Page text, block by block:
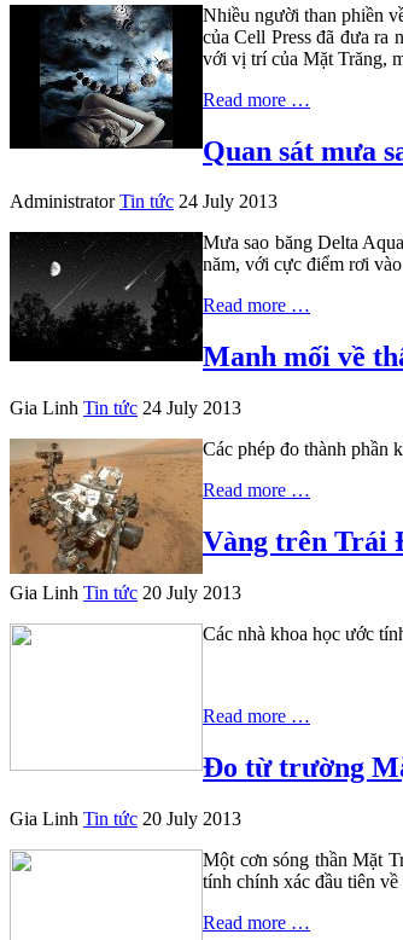
Nhiều người than phiền
của Cell Press đã đưa ra
với vị trí của Mặt Trăng,
Read more …
Quan sát mưa
Administrator Tin tức 24 July 2013
Mưa sao băng Delta
năm, với cực điểm rơi
Read more …
Manh mối về
Gia Linh Tin tức 24 July 2013
Các phép đo thành phần
Read more …
Vàng trên Trái
Gia Linh Tin tức 20 July 2013
Các nhà khoa học ước
Read more …
Đo từ trường
Gia Linh Tin tức 20 July 2013
Một cơn sóng thần Mặt
tính chính xác đầu tiên
Read more …